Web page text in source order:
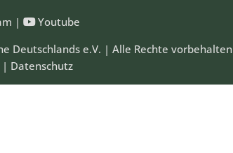
|
Youtube
Deutschlands e.V. | Alle Rechte vorbehalten
| Datenschutz